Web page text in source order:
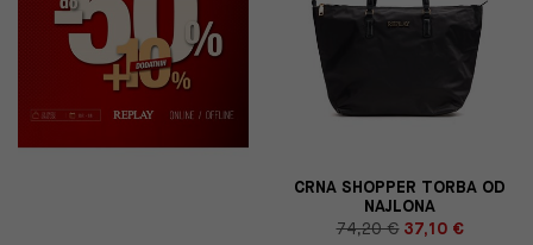
CRNA SHOPPER TORBA OD
NAJLONA
74,20 € 37,10 €